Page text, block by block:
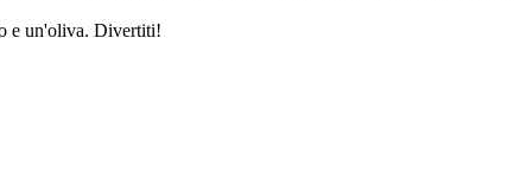
e un'oliva. Divertiti!